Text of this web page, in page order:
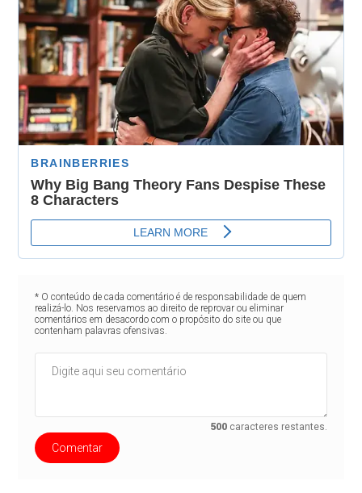
* O conteúdo de cada comentário é de responsabilidade de quem
realizá-lo. Nos reservamos ao direito de reprovar ou eliminar
comentários em desacordo com o propósito do site ou que
contenham palavras ofensivas.
500 caracteres restantes.
Comentar